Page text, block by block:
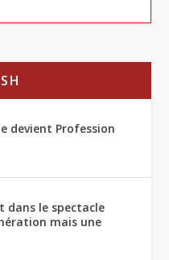
devient Profession
dans le spectacle
mais une